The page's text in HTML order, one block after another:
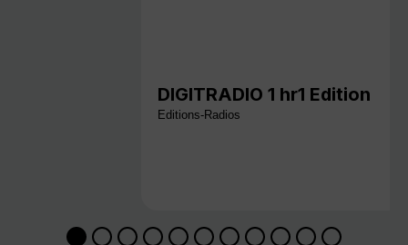
DIGITRADIO 1 hr1 Edition
Editions-Radios